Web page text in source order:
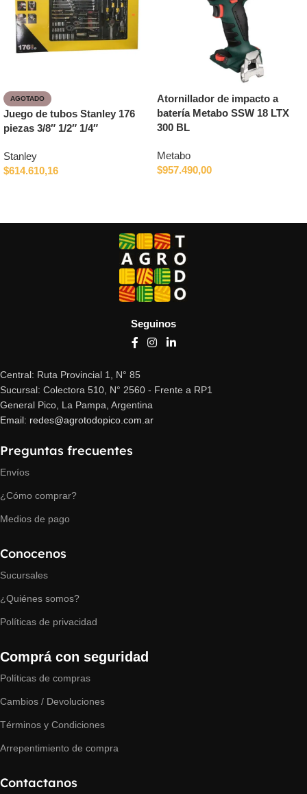
AGOTADO
Juego de tubos Stanley 176
piezas 3/8″ 1/2″ 1/4″
Stanley
$614.610,16
Atornillador de impacto a
batería Metabo SSW 18 LTX
300 BL
Metabo
$957.490,00
Seguinos
Central: Ruta Provincial 1, N° 85
Sucursal: Colectora 510, N° 2560 - Frente a RP1
General Pico, La Pampa, Argentina
Email: redes@agrotodopico.com.ar
Preguntas frecuentes
Envíos
¿Cómo comprar?
Medios de pago
Conocenos
Sucursales
¿Quiénes somos?
Políticas de privacidad
Comprá con seguridad
Políticas de compras
Cambios / Devoluciones
Términos y Condiciones
Arrepentimiento de compra
Contactanos